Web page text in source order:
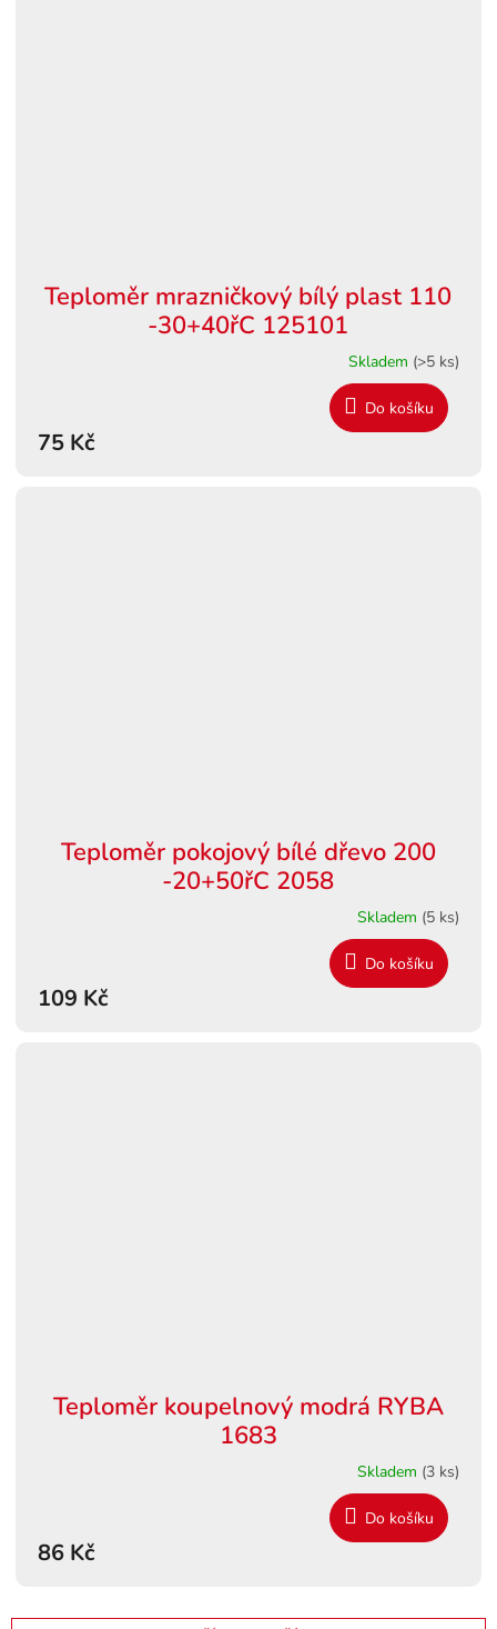
Teploměr mrazničkový bílý plast 110
-30+40řC 125101
Skladem (>5 ks)
75 Kč
Do košíku
Teploměr pokojový bílé dřevo 200
-20+50řC 2058
Skladem (5 ks)
109 Kč
Do košíku
Teploměr koupelnový modrá RYBA
1683
Skladem (3 ks)
86 Kč
Do košíku